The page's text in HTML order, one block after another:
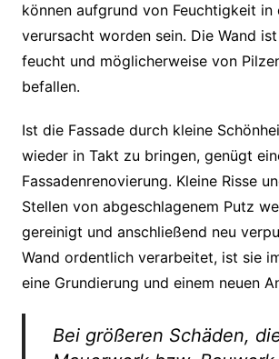
können aufgrund von Feuchtigkeit in
verursacht worden sein. Die Wand
feucht und möglicherweise von
befallen.
Ist die Fassade durch kleine
wieder in Takt zu bringen, genügt
Fassadenrenovierung. Kleine Risse
Stellen von abgeschlagenem Putz
gereinigt und anschließend neu
Wand ordentlich verarbeitet, ist sie
eine Grundierung und einem neuen
Bei größeren Schäden,